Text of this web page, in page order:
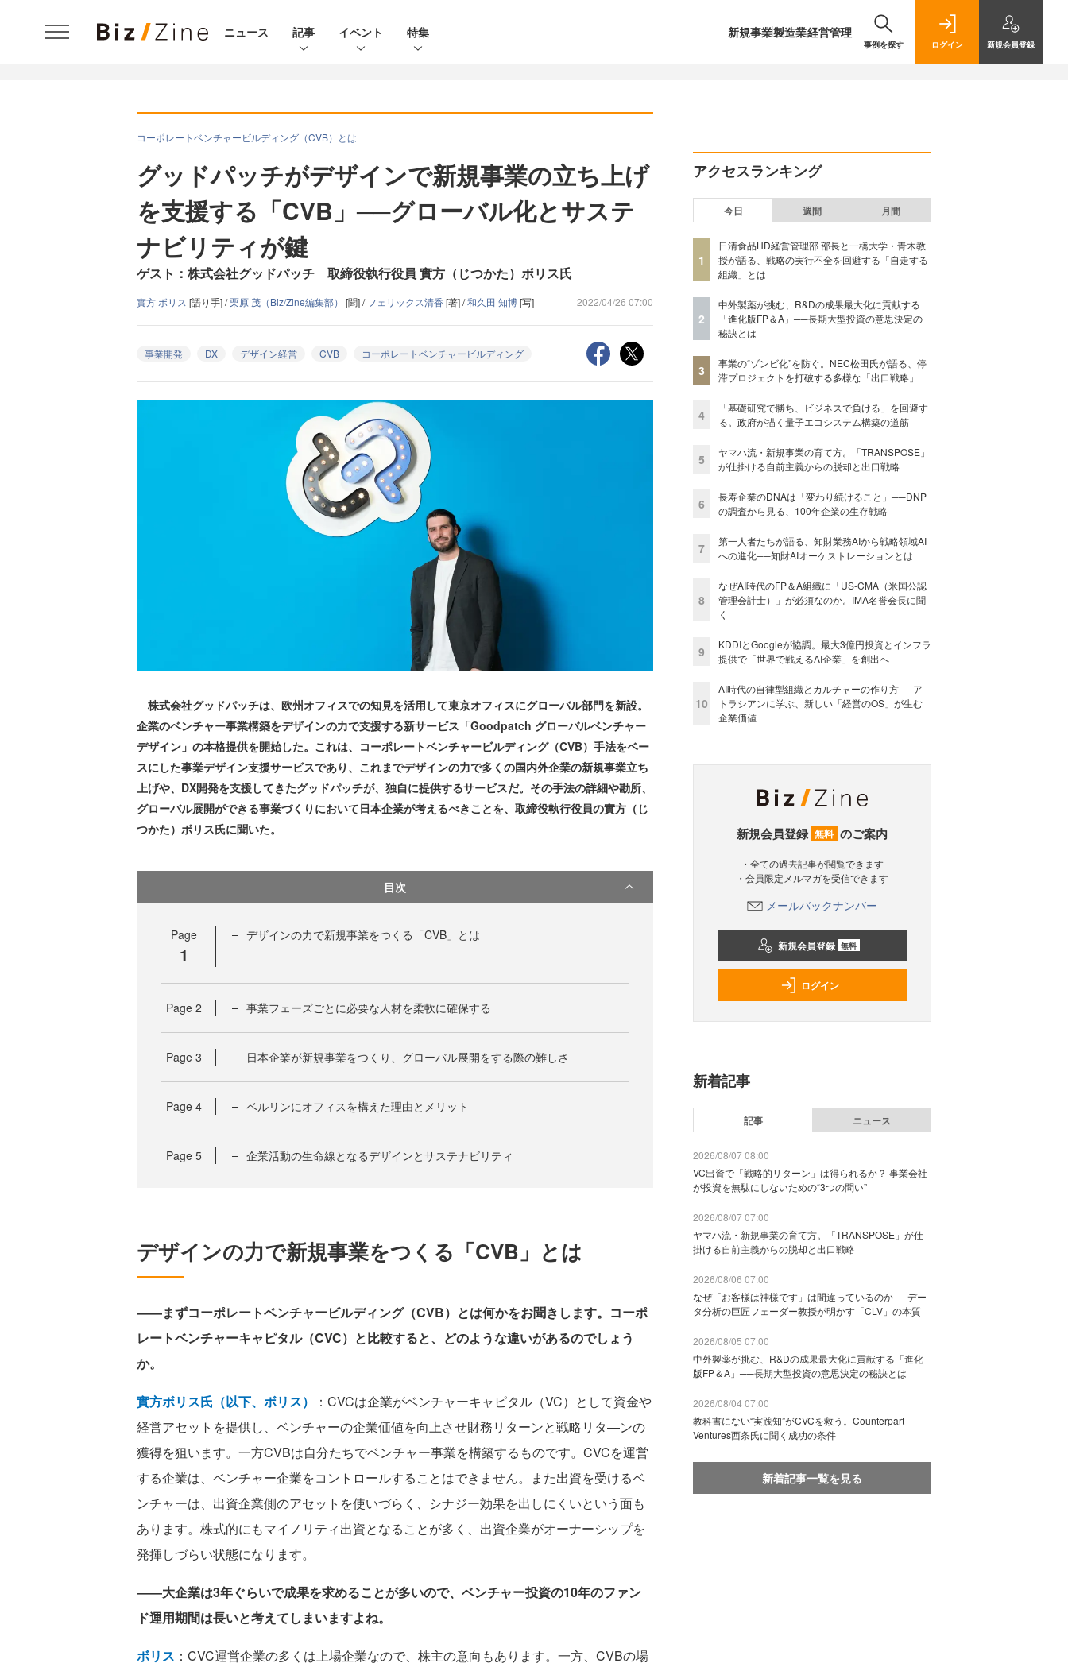
ニュース 記事 イベント 特集 新規事業製造業経営管理
事例を探す ログイン 新規会員登録
コーポレートベンチャービルディング（CVB）とは
グッドパッチがデザインで新規事業の立ち上げ
を支援する「CVB」──グローバル化とサステ
ナビリティが鍵
ゲスト：株式会社グッドパッチ 取締役執行役員 實方（じつかた）ボリス氏
實方 ボリス [語り手] /栗原 茂（Biz/Zine編集部） [聞] /フェリックス清香[著] /和久田 知博[写] 2022/04/26 07:00
事業開発 DX デザイン経営 CVB コーポレートベンチャービルディング
株式会社グッドパッチは、欧州オフィスでの知見を活用して東京オフィスにグローバル部門を新設。
企業のベンチャー事業構築をデザインの力で支援する新サービス「Goodpatch グローバルベンチャー
デザイン」の本格提供を開始した。これは、コーポレートベンチャービルディング（CVB）手法をベー
スにした事業デザイン支援サービスであり、これまでデザインの力で多くの国内外企業の新規事業立ち
上げや、DX開発を支援してきたグッドパッチが、独自に提供するサービスだ。その手法の詳細や勘所、
グローバル展開ができる事業づくりにおいて日本企業が考えるべきことを、取締役執行役員の實方（じ
つかた）ボリス氏に聞いた。
目次
Page
1
デザインの力で新規事業をつくる「CVB」とは
Page 2 事業フェーズごとに必要な人材を柔軟に確保する
Page 3 日本企業が新規事業をつくり、グローバル展開をする際の難しさ
Page 4 ベルリンにオフィスを構えた理由とメリット
Page 5 企業活動の生命線となるデザインとサステナビリティ
デザインの力で新規事業をつくる「CVB」とは
――まずコーポレートベンチャービルディング（CVB）とは何かをお聞きします。コーポ
レートベンチャーキャピタル（CVC）と比較すると、どのような違いがあるのでしょう
か。
實方ボリス氏（以下、ボリス）
：CVCは企業がベンチャーキャピタル（VC）として資金や
経営アセットを提供し、ベンチャーの企業価値を向上させ財務リターンと戦略リタ―ンの
獲得を狙います。一方CVBは自分たちでベンチャー事業を構築するものです。CVCを運営
する企業は、ベンチャー企業をコントロールすることはできません。また出資を受けるベ
ンチャーは、出資企業側のアセットを使いづらく、シナジー効果を出しにくいという面も
あります。株式的にもマイノリティ出資となることが多く、出資企業がオーナーシップを
発揮しづらい状態になります。
――大企業は3年ぐらいで成果を求めることが多いので、ベンチャー投資の10年のファン
ド運用期間は長いと考えてしまいますよね。
ボリス ：CVC運営企業の多くは上場企業なので、株主の意向もあります。一方、CVBの場
アクセスランキング
今日 週間 月間
1
日清食品HD経営管理部 部長と一橋大学・青木教
授が語る、戦略の実行不全を回避する「自走する
組織」とは
2
中外製薬が挑む、R&Dの成果最大化に貢献する
「進化版FP＆A」──長期大型投資の意思決定の
秘訣とは
3
事業の“ゾンビ化”を防ぐ。NEC松田氏が語る、停
滞プロジェクトを打破する多様な「出口戦略」
4
「基礎研究で勝ち、ビジネスで負ける」を回避す
る。政府が描く量子エコシステム構築の道筋
5
ヤマハ流・新規事業の育て方。「TRANSPOSE」
が仕掛ける自前主義からの脱却と出口戦略
6
長寿企業のDNAは「変わり続けること」──DNP
の調査から見る、100年企業の生存戦略
7
第一人者たちが語る、知財業務AIから戦略領域AI
への進化──知財AIオーケストレーションとは
8
なぜAI時代のFP＆A組織に「US-CMA（米国公認
管理会計士）」が必須なのか。IMA名誉会長に聞
く
9
KDDIとGoogleが協調。最大3億円投資とインフラ
提供で「世界で戦えるAI企業」を創出へ
10
AI時代の自律型組織とカルチャーの作り方──ア
トラシアンに学ぶ、新しい「経営のOS」が生む
企業価値
新規会員登録 無料 のご案内
・全ての過去記事が閲覧できます
・会員限定メルマガを受信できます
メールバックナンバー
新規会員登録 無料
ログイン
新着記事
記事 ニュース
2026/08/07 08:00
VC出資で「戦略的リターン」は得られるか？ 事業会社
が投資を無駄にしないための“3つの問い”
2026/08/07 07:00
ヤマハ流・新規事業の育て方。「TRANSPOSE」が仕
掛ける自前主義からの脱却と出口戦略
2026/08/06 07:00
なぜ「お客様は神様です」は間違っているのか──デー
タ分析の巨匠フェーダー教授が明かす「CLV」の本質
2026/08/05 07:00
中外製薬が挑む、R&Dの成果最大化に貢献する「進化
版FP＆A」──長期大型投資の意思決定の秘訣とは
2026/08/04 07:00
教科書にない“実践知”がCVCを救う。Counterpart
Ventures西条氏に聞く成功の条件
新着記事一覧を見る